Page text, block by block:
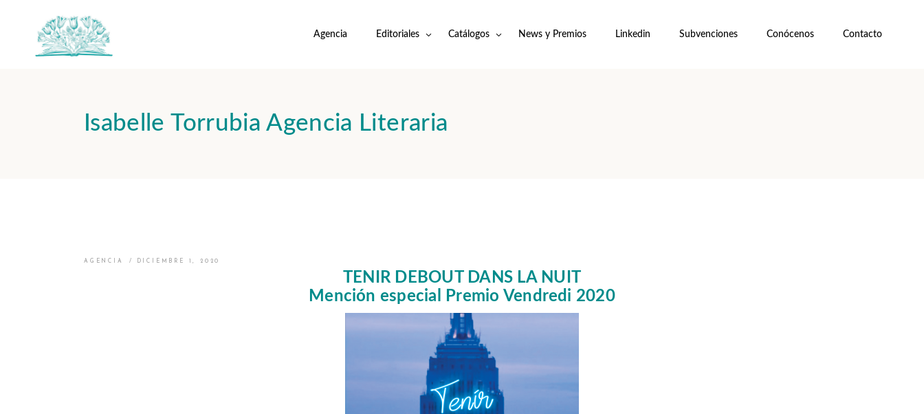
Agencia Editoriales Catálogos News y Premios Linkedin Subvenciones Conócenos Contacto
Isabelle Torrubia Agencia Literaria
AGENCIA DICIEMBRE 1, 2020
TENIR DEBOUT DANS LA NUIT
Mención especial Premio Vendredi 2020